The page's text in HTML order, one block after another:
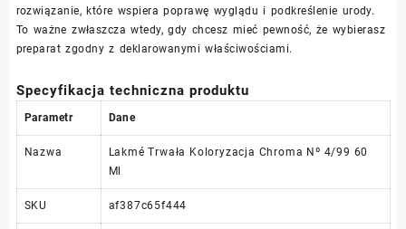
rozwiązanie, które wspiera poprawę wyglądu i podkreślenie urody.
To ważne zwłaszcza wtedy, gdy chcesz mieć pewność, że wybierasz
preparat zgodny z deklarowanymi właściwościami.
Specyfikacja techniczna produktu
Parametr Dane
Nazwa
Lakmé Trwała Koloryzacja Chroma Nº 4/99 60
Ml
SKU af387c65f444